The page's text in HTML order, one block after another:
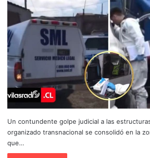
Un contundente golpe judicial a las
organizado transnacional se consolidó en la
que…